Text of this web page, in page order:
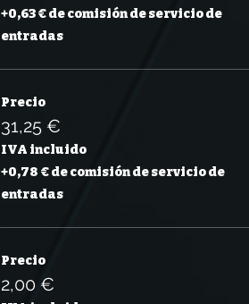
+0,63 € de comisión de servicio de
entradas
Precio
31,25 €
IVA incluido
+0,78 € de comisión de servicio de
entradas
Precio
2,00 €